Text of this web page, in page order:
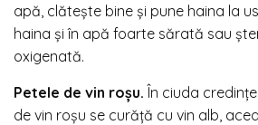
apă, clătește bine și pune haina la
haina și în apă foarte sărată sau
oxigenată.
Petele de vin roșu. În ciuda
de vin roșu se curăță cu vin alb,